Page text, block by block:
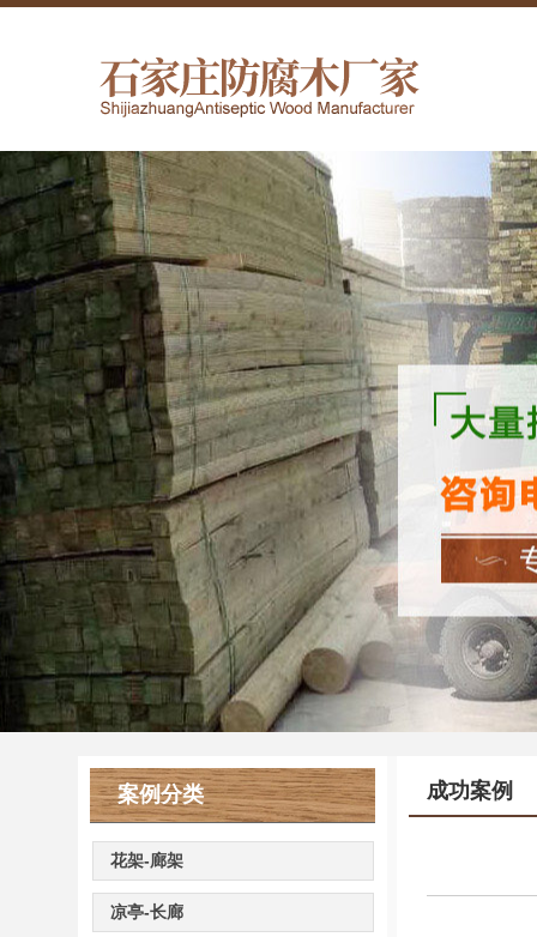
案例分类
花架-廊架
凉亭-长廊
成功案例